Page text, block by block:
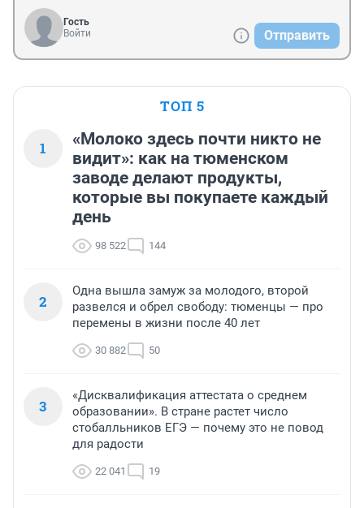
Гость
Войти
Отправить
ТОП 5
1
«Молоко здесь почти никто не
видит»: как на тюменском
заводе делают продукты,
которые вы покупаете каждый
день
98 522 144
2
Одна вышла замуж за молодого, второй
развелся и обрел свободу: тюменцы — про
перемены в жизни после 40 лет
30 882 50
3
«Дисквалификация аттестата о среднем
образовании». В стране растет число
стобалльников ЕГЭ — почему это не повод
для радости
22 041 19